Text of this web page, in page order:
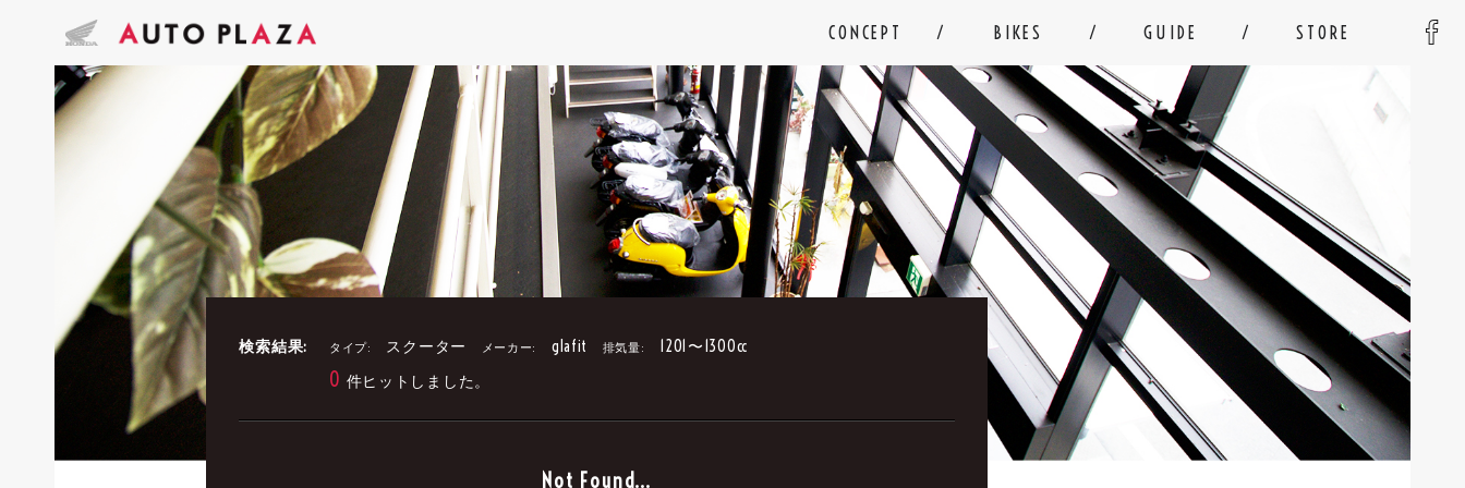
CONCEPT BIKES GUIDE STORE
検索結果: タイプ: スクーター メーカー: glafit 排気量: 1201〜1300cc
0 件ヒットしました。
Not Found...